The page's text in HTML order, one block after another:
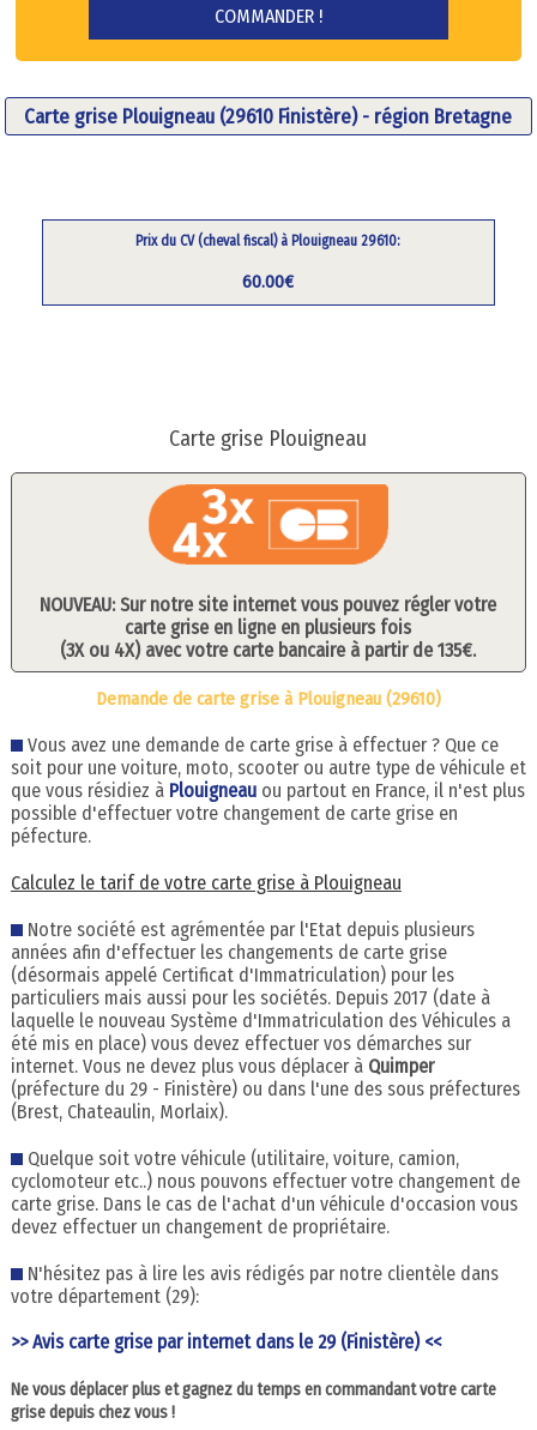
Carte grise Plouigneau (29610 Finistère) - région Bretagne
Prix du CV (cheval fiscal) à Plouigneau 29610:
60.00€
Carte grise Plouigneau
NOUVEAU: Sur notre site internet vous pouvez régler votre
carte grise en ligne en plusieurs fois
(3X ou 4X) avec votre carte bancaire à partir de 135€.
Demande de carte grise à Plouigneau (29610)
Vous avez une demande de carte grise à effectuer ? Que ce
soit pour une voiture, moto, scooter ou autre type de véhicule et
que vous résidiez à Plouigneau ou partout en France, il n'est plus
possible d'effectuer votre changement de carte grise en
péfecture.
Calculez le tarif de votre carte grise à Plouigneau
Notre société est agrémentée par l'Etat depuis plusieurs
années afin d'effectuer les changements de carte grise
(désormais appelé Certificat d'Immatriculation) pour les
particuliers mais aussi pour les sociétés. Depuis 2017 (date à
laquelle le nouveau Système d'Immatriculation des Véhicules a
été mis en place) vous devez effectuer vos démarches sur
internet. Vous ne devez plus vous déplacer à Quimper
(préfecture du 29 - Finistère) ou dans l'une des sous préfectures
(Brest, Chateaulin, Morlaix).
Quelque soit votre véhicule (utilitaire, voiture, camion,
cyclomoteur etc..) nous pouvons effectuer votre changement de
carte grise. Dans le cas de l'achat d'un véhicule d'occasion vous
devez effectuer un changement de propriétaire.
N'hésitez pas à lire les avis rédigés par notre clientèle dans
votre département (29):
>> Avis carte grise par internet dans le 29 (Finistère) <<
Ne vous déplacer plus et gagnez du temps en commandant votre carte
grise depuis chez vous !